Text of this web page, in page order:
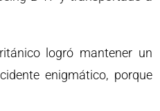
logró mantener un
enigmático, porque